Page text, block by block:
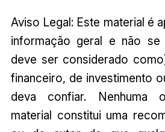
Aviso Legal: Este material é
informação geral e não
deve ser considerado
financeiro, de investimento
deva confiar. Nenhuma
material constitui uma